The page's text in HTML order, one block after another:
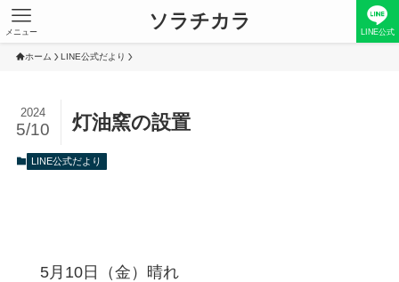
ソラチカラ LINE公式
メニュー
ホーム LINE公式だより
灯油窯の設置
2024
5/10
LINE公式だより
5月10日（金）晴れ